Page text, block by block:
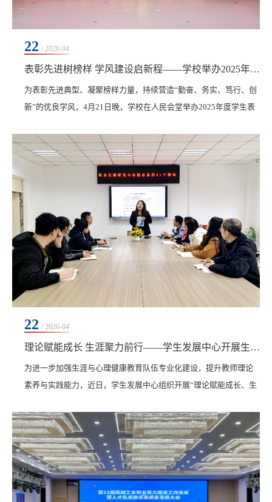
22 / 2026-04
表彰先进树榜样 学风建设启新程——学校举办2025年度学生表彰大会暨学风建设推进会
​为表彰先进典型、凝聚榜样力量，持续营造“勤奋、务实、笃行、创
新”的优良学风，4月21日晚，学校在人民会堂举办2025年度学生表
景鑫出席会议，学生工作处处长王丽萍，副处长郭慧莹、孙晓芳，
各学院院长、党委副书记，全体辅导员，学生工作处教师参加大
会，千余名学生共同见证荣誉时刻。会议由团委书记高士涵主持。
本次大会共表彰19名国家奖学金获得者、220名国家...
22 / 2026-04
理论赋能成长 生涯聚力前行——学生发展中心开展生涯教育专题学习活动
为进一步加强生涯与心理健康教育队伍专业化建设，提升教师理论
素养与实践能力，近日，学生发展中心组织开展“理论赋能成长、生
生发展中心主任康静，生涯、心理教研室的全体教师参加。本次学
习由徐立志、张贺两位老师主讲，重点围绕“工作心理学”与“生涯万
花筒理论”展开。徐立志深入剖析了工作心理学的核心内涵，从职业
动机、适应、压力、倦怠及满意度等维度梳...